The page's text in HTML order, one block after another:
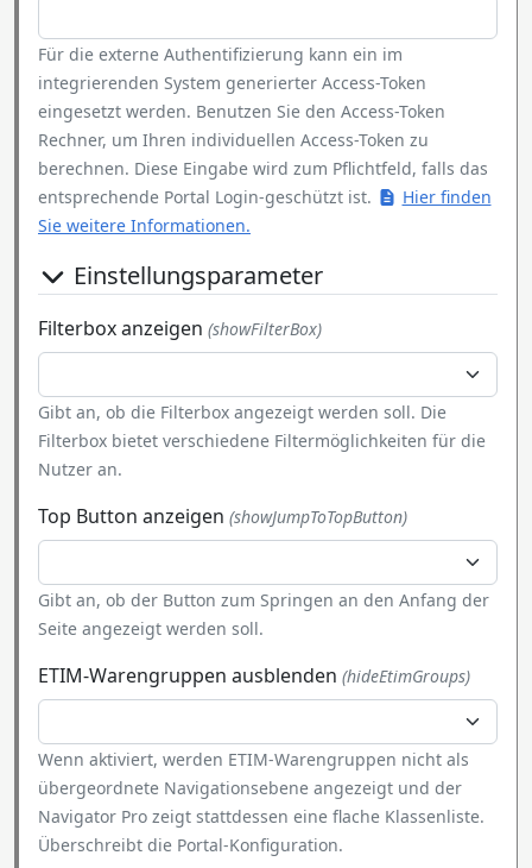
Für die externe Authentifizierung kann ein im
integrierenden System generierter Access-Token
eingesetzt werden. Benutzen Sie den Access-Token
Rechner, um Ihren individuellen Access-Token zu
berechnen. Diese Eingabe wird zum Pflichtfeld, falls das
entsprechende Portal Login-geschützt ist.
Hier finden
Sie weitere Informationen.
Einstellungsparameter
Filterbox anzeigen (showFilterBox)
Gibt an, ob die Filterbox angezeigt werden soll. Die
Filterbox bietet verschiedene Filtermöglichkeiten für die
Nutzer an.
Top Button anzeigen (showJumpToTopButton)
Gibt an, ob der Button zum Springen an den Anfang der
Seite angezeigt werden soll.
ETIM-Warengruppen ausblenden (hideEtimGroups)
Wenn aktiviert, werden ETIM-Warengruppen nicht als
übergeordnete Navigationsebene angezeigt und der
Navigator Pro zeigt stattdessen eine flache Klassenliste.
Überschreibt die Portal-Konfiguration.